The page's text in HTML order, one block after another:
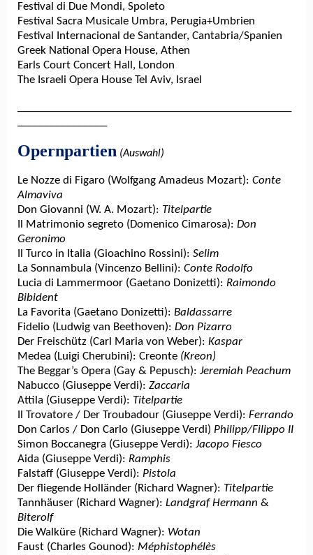
Festival di Due Mondi, Spoleto
Festival Sacra Musicale Umbra, Perugia+Umbrien
Festival Internacional de Santander, Cantabria/Spanien
Greek National Opera House, Athen
Earls Court Concert Hall, London
The Israeli Opera House Tel Aviv, Israel
Opernpartien (Auswahl)
Le Nozze di Figaro (Wolfgang Amadeus Mozart): Conte
Almaviva
Don Giovanni (W. A. Mozart): Titelpartie
Il Matrimonio segreto (Domenico Cimarosa): Don
Geronimo
Il Turco in Italia (Gioachino Rossini): Selim
La Sonnambula (Vincenzo Bellini): Conte Rodolfo
Lucia di Lammermoor (Gaetano Donizetti): Raimondo
Bibident
La Favorita (Gaetano Donizetti): Baldassarre
Fidelio (Ludwig van Beethoven): Don Pizarro
Der Freischütz (Carl Maria von Weber): Kaspar
Medea (Luigi Cherubini): Creonte (Kreon)
The Beggar’s Opera (Gay & Pepusch): Jeremiah Peachum
Nabucco (Giuseppe Verdi): Zaccaria
Attila (Giuseppe Verdi): Titelpartie
Il Trovatore / Der Troubadour (Giuseppe Verdi): Ferrando
Don Carlos / Don Carlo (Giuseppe Verdi) Philipp/Filippo II
Simon Boccanegra (Giuseppe Verdi): Jacopo Fiesco
Aida (Giuseppe Verdi): Ramphis
Falstaff (Giuseppe Verdi): Pistola
Der fliegende Holländer (Richard Wagner): Titelpartie
Tannhäuser (Richard Wagner): Landgraf Hermann &
Biterolf
Die Walküre (Richard Wagner): Wotan
Faust (Charles Gounod): Méphistophélès